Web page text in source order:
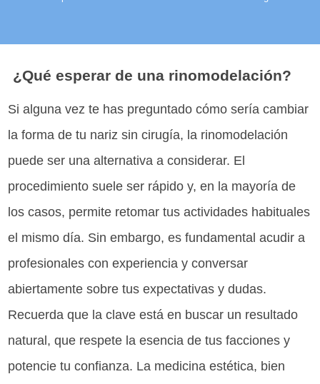
¿Qué esperar de una rinomodelación?
Si alguna vez te has preguntado cómo sería cambiar
la forma de tu nariz sin cirugía, la rinomodelación
puede ser una alternativa a considerar. El
procedimiento suele ser rápido y, en la mayoría de
los casos, permite retomar tus actividades habituales
el mismo día. Sin embargo, es fundamental acudir a
profesionales con experiencia y conversar
abiertamente sobre tus expectativas y dudas.
Recuerda que la clave está en buscar un resultado
natural, que respete la esencia de tus facciones y
potencie tu confianza. La medicina estética, bien